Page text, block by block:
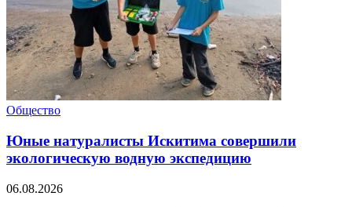
Общество
Юные натуралисты Искитима совершили
экологическую водную экспедицию
06.08.2026